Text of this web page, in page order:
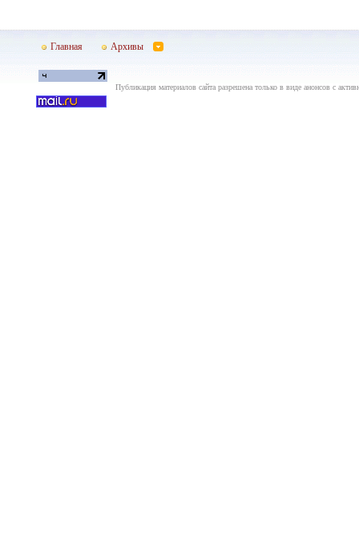
Главная Архивы
Публикация материалов сайта разрешена только в виде анонсов с